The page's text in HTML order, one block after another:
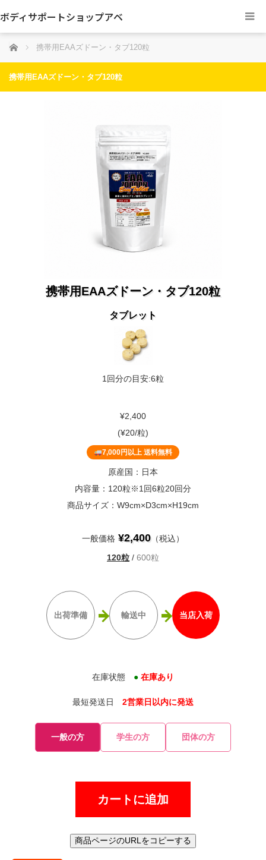
ボディサポートショップアベ
ホーム 携帯用EAAズドーン・タブ120粒
携帯用EAAズドーン・タブ120粒
携帯用EAAズドーン・タブ120粒
タブレット
1回分の目安:6粒
¥2,400
(¥20/粒)
7,000円以上 送料無料
原産国：日本
内容量：120粒※1回6粒20回分
商品サイズ：W9cm×D3cm×H19cm
一般価格 ¥2,400（税込）
120粒 / 600粒
出荷準備 輸送中 当店入荷
在庫状態 ● 在庫あり
最短発送日 2営業日以内に発送
一般の方 学生の方 団体の方
カートに追加
商品ページのURLをコピーする